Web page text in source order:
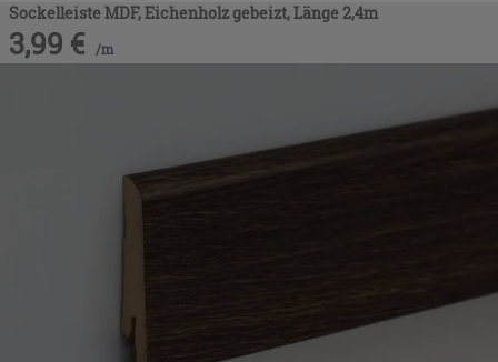
Sockelleiste MDF, Eichenholz gebeizt, Länge 2,4m
3,99 € /m